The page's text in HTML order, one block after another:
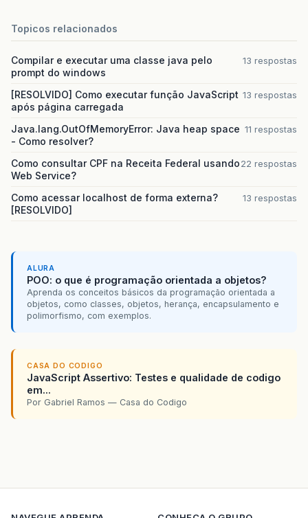
Topicos relacionados
Compilar e executar uma classe java pelo
prompt do windows
13 respostas
[RESOLVIDO] Como executar função JavaScript
após página carregada
13 respostas
Java.lang.OutOfMemoryError: Java heap space
- Como resolver?
11 respostas
Como consultar CPF na Receita Federal usando
Web Service?
22 respostas
Como acessar localhost de forma externa?
[RESOLVIDO]
13 respostas
ALURA
POO: o que é programação orientada a objetos?
Aprenda os conceitos básicos da programação orientada a
objetos, como classes, objetos, herança, encapsulamento e
polimorfismo, com exemplos.
CASA DO CODIGO
JavaScript Assertivo: Testes e qualidade de codigo
em...
Por Gabriel Ramos — Casa do Codigo